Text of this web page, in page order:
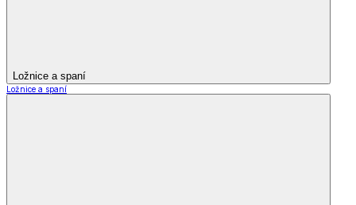
Ložnice a spaní
Ložnice a spaní